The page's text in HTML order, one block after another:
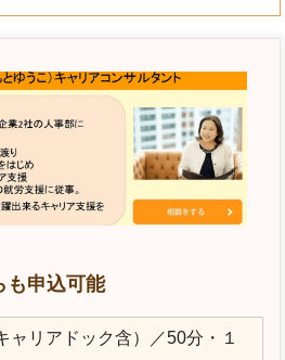
も申込可能
ャリアドック含）／50分・１